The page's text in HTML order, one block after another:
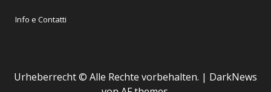
Info e Contatti
Urheberrecht © Alle Rechte vorbehalten. | DarkNews